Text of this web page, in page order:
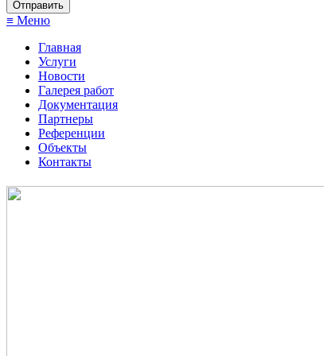
≡ Меню
Главная
Услуги
Новости
Галерея работ
Документация
Партнеры
Референции
Объекты
Контакты